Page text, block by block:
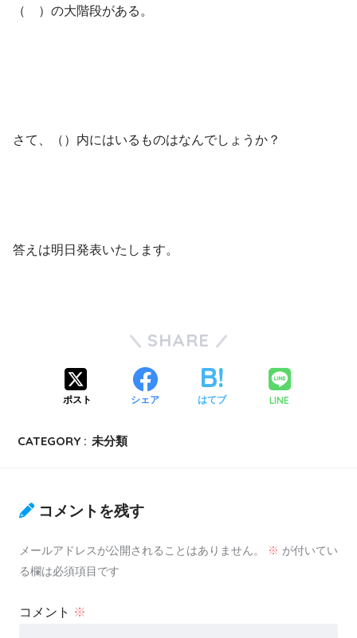
（ ）の大階段がある。
さて、（）内にはいるものはなんでしょうか？
答えは明日発表いたします。
SHARE
ポスト シェア はてブ LINE
CATEGORY : 未分類
コメントを残す
メールアドレスが公開されることはありません。 ※ が付いてい
る欄は必須項目です
コメント ※